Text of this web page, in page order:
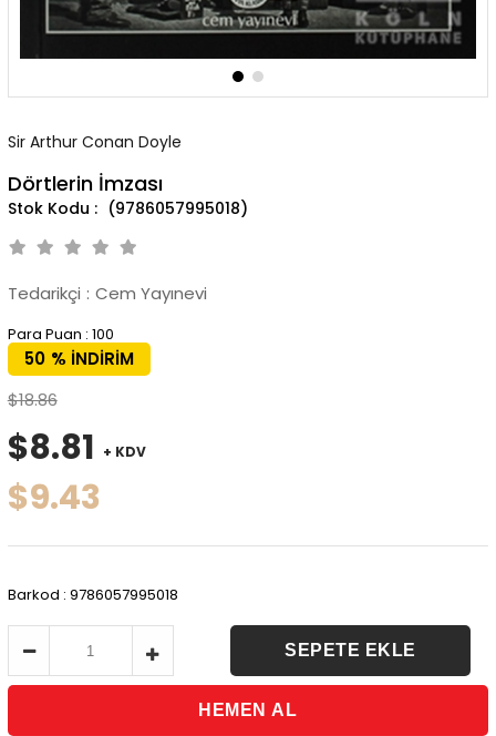
Sir Arthur Conan Doyle
Dörtlerin İmzası
(9786057995018)
Tedarikçi : Cem Yayınevi
Para Puan : 100
%
50
İNDIRIM
$18.86
$8.81 + KDV
$9.43
Barkod : 9786057995018